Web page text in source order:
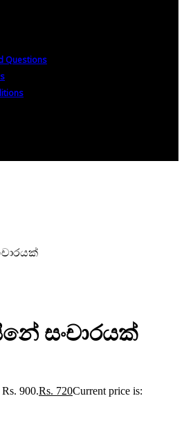
Questions
සංචාරයක්
900.Rs. 720Current price is: